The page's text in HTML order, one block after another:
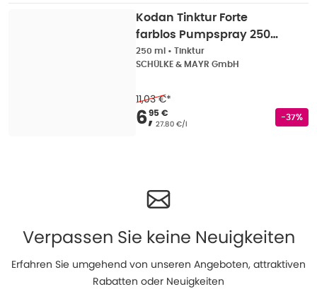
Kodan Tinktur Forte
farblos Pumpspray 250
ml
250 ml • Tinktur
SCHÜLKE & MAYR GmbH
11,03 €*
Verkaufspreis 6,95
6,
95 €
Grundpreis
27.80 €/l
-37%
Verpassen Sie keine Neuigkeiten
Erfahren Sie umgehend von unseren Angeboten, attraktiven
Rabatten oder Neuigkeiten